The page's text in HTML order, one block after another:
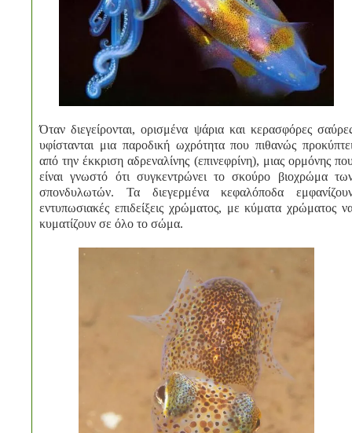
Όταν διεγείρονται, ορισμένα ψάρια και κερασφόρες
υφίστανται μια παροδική ωχρότητα που πιθανώς
από την έκκριση αδρεναλίνης (επινεφρίνη), μιας ορμόνης
είναι γνωστό ότι συγκεντρώνει το σκούρο βιοχρώμα
σπονδυλωτών. Τα διεγερμένα κεφαλόποδα
εντυπωσιακές επιδείξεις χρώματος, με κύματα χρώματος
κυματίζουν σε όλο το σώμα.